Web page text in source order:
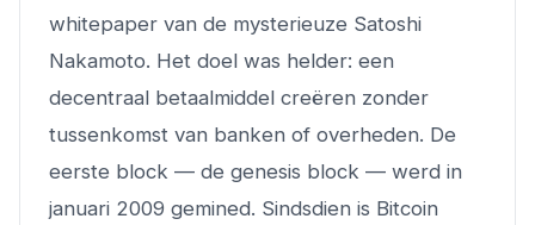
whitepaper van de mysterieuze Satoshi
Nakamoto. Het doel was helder: een
decentraal betaalmiddel creëren zonder
tussenkomst van banken of overheden. De
eerste block — de genesis block — werd in
januari 2009 gemined. Sindsdien is Bitcoin